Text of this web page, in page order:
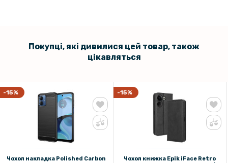
Покупці, які дивилися цей товар, також
цікавляться
-15%
Чохол накладка Polished Carbon
-15%
Чохол книжка Epik iFace Retro